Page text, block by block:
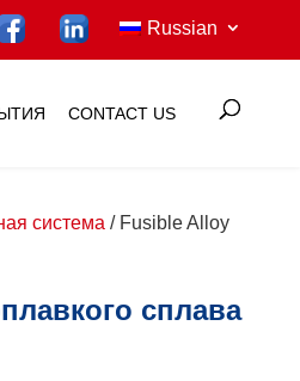
Russian
CONTACT US
система/ Fusible Alloy
сплава